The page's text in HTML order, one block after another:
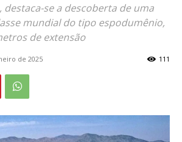
destaca-se a descoberta de uma
mundial do tipo espodumênio,
de extensão
de 2025 111